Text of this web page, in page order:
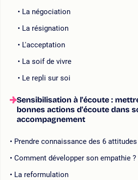
La négociation
La résignation
L'acceptation
La soif de vivre
Le repli sur soi
Sensibilisation à l'écoute :
bonnes actions d'écoute dans
accompagnement
Prendre connaissance des 6
Comment développer son empathie ?
La reformulation